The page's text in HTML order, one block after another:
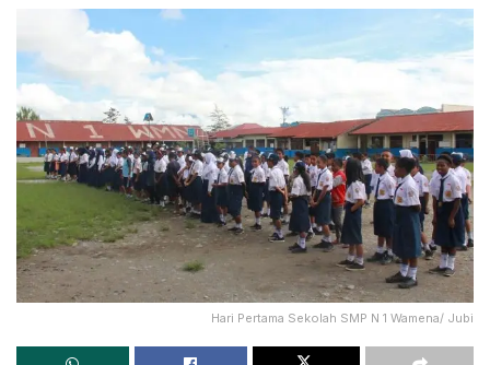
Hari Pertama Sekolah SMP N 1 Wamena/ Jubi